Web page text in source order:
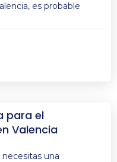
es probable
para el
Valencia
una